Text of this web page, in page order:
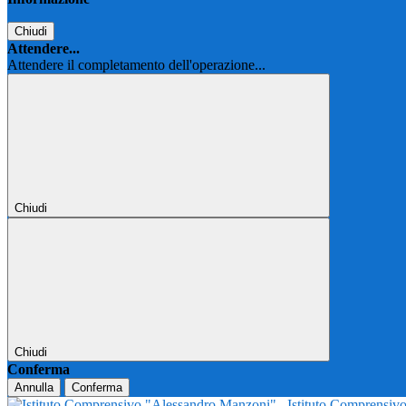
Chiudi
Attendere...
Attendere il completamento dell'operazione...
Chiudi
Chiudi
Conferma
Annulla Conferma